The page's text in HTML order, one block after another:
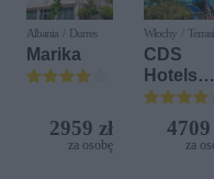
Albania / Durres
Marika
2959 zł
za osobę
Włochy /
CDS
Hotels
Terrasini
(ex. Citta
del4709
za